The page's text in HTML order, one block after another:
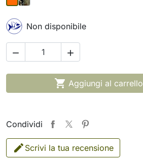
Non disponibile
 
 Aggiungi al carrello
Condividi
Scrivi la tua recensione